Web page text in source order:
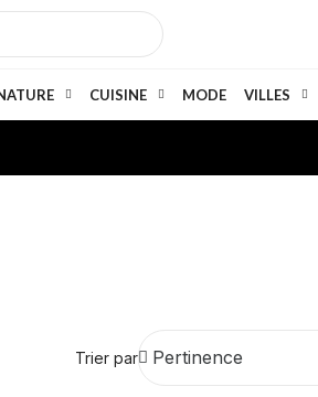
CUISINE MODE VILLES
Trier par